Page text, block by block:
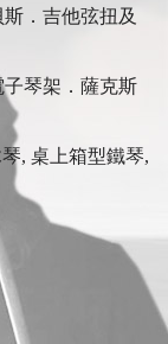
．吉他弦扭及
琴架．薩克斯
, 桌上箱型鐵琴,